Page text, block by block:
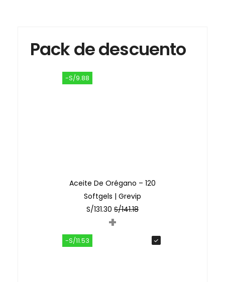
Pack de descuento
-S/9.88
Aceite De Orégano – 120
Softgels | Grevip
S/131.30 S/141.18
+
-S/11.53